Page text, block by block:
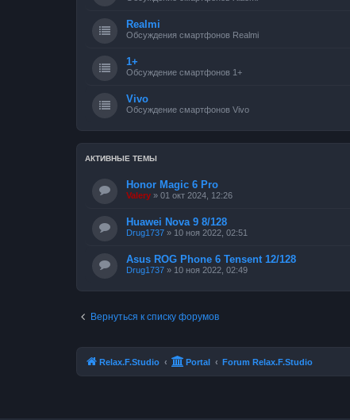
Realmi
Обсуждения смартфонов Realmi
1+
Обсуждение смартфонов 1+
Vivo
Обсуждение смартфонов Vivo
АКТИВНЫЕ ТЕМЫ
Honor Magic 6 Pro
Valery » 01 окт 2024, 12:26
Huawei Nova 9 8/128
Drug1737 » 10 ноя 2022, 02:51
Asus ROG Phone 6 Tensent 12/128
Drug1737 » 10 ноя 2022, 02:49
Вернуться к списку форумов
Relax.F.Studio Portal Forum Relax.F.Studio